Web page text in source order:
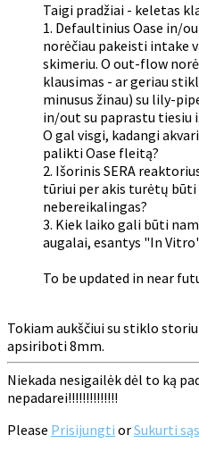
Taigi pradžiai - keletas
1. Defaultinius Oase in/
norėčiau pakeisti intake
skimeriu. O out-flow
klausimas - ar geriau
minusus žinau) su lily-
in/out su paprastu tiesiu
O gal visgi, kadangi
palikti Oase fleitą?
2. Išorinis SERA
tūriui per akis turėtų būti
nebereikalingas?
3. Kiek laiko gali būti
augalai, esantys "In
To be updated in near
Tokiam aukščiui su stiklo
apsiriboti 8mm.
Niekada nesigailėk dėl to ką
nepadarei!!!!!!!!!!!!!!
Please Prisijungti orSukurti